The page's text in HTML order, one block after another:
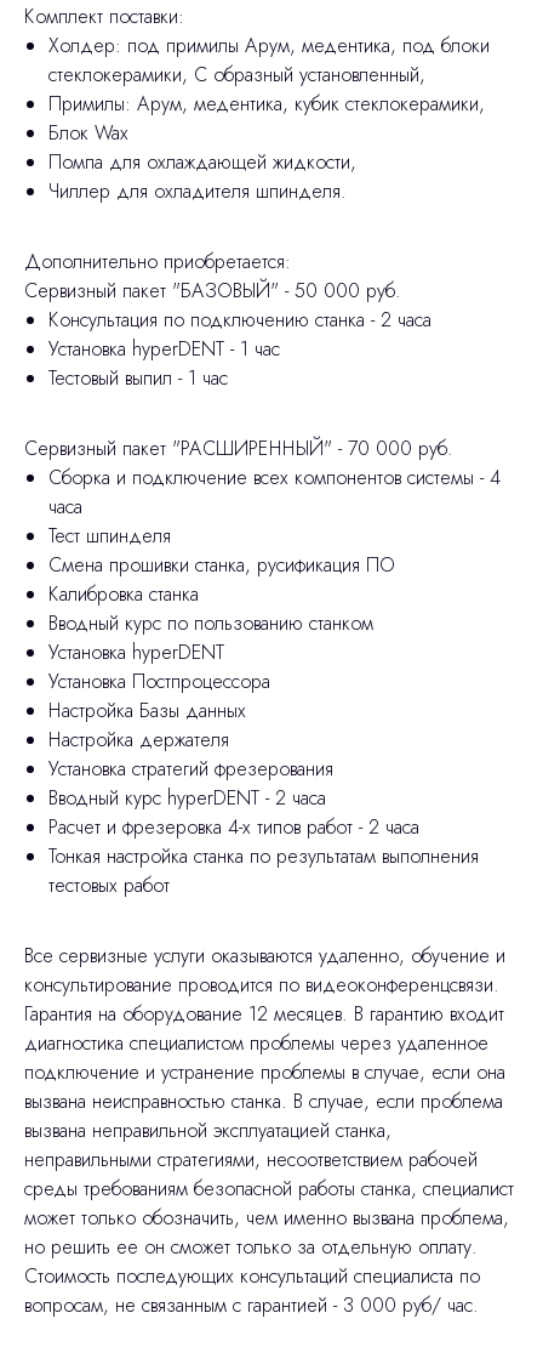
Комплект поставки:
Холдер: под примилы Арум, медентика, под блоки
стеклокерамики, С образный установленный,
Примилы: Арум, медентика, кубик стеклокерамики,
Блок Wax
Помпа для охлаждающей жидкости,
Чиллер для охладителя шпинделя.
Дополнительно приобретается:
Сервизный пакет "БАЗОВЫЙ" - 50 000 руб.
Консультация по подключению станка - 2 часа
Установка hyperDENT - 1 час
Тестовый выпил - 1 час
Сервизный пакет "РАСШИРЕННЫЙ" - 70 000 руб.
Сборка и подключение всех компонентов системы - 4
часа
Тест шпинделя
Смена прошивки станка, русификация ПО
Калибровка станка
Вводный курс по пользованию станком
Установка hyperDENT
Установка Постпроцессора
Настройка Базы данных
Настройка держателя
Установка стратегий фрезерования
Вводный курс hyperDENT - 2 часа
Расчет и фрезеровка 4-х типов работ - 2 часа
Тонкая настройка станка по результатам выполнения
тестовых работ
Все сервизные услуги оказываются удаленно, обучение и
консультирование проводится по видеоконференцсвязи.
Гарантия на оборудование 12 месяцев. В гарантию входит
диагностика специалистом проблемы через удаленное
подключение и устранение проблемы в случае, если она
вызвана неисправностью станка. В случае, если проблема
вызвана неправильной эксплуатацией станка,
неправильными стратегиями, несоответствием рабочей
среды требованиям безопасной работы станка, специалист
может только обозначить, чем именно вызвана проблема,
но решить ее он сможет только за отдельную оплату.
Стоимость последующих консультаций специалиста по
вопросам, не связанным с гарантией - 3 000 руб/ час.